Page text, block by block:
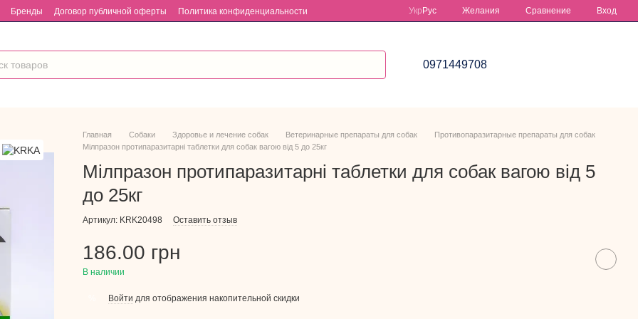
Бренды Договор публичной оферты
Политика конфиденциальности
Укр Рус Желания Сравнение Вход
0971449708
Главная Собаки Здоровье и лечение собак Ветеринарные препараты для собак
Противопаразитарные препараты для собак
Мілпразон протипаразитарні таблетки для собак вагою від 5 до 25кг
Мілпразон протипаразитарні таблетки для собак вагою від 5
до 25кг
Артикул: KRK20498 Оставить отзыв
186.00 грн
В наличии
Войти для отображения накопительной скидки